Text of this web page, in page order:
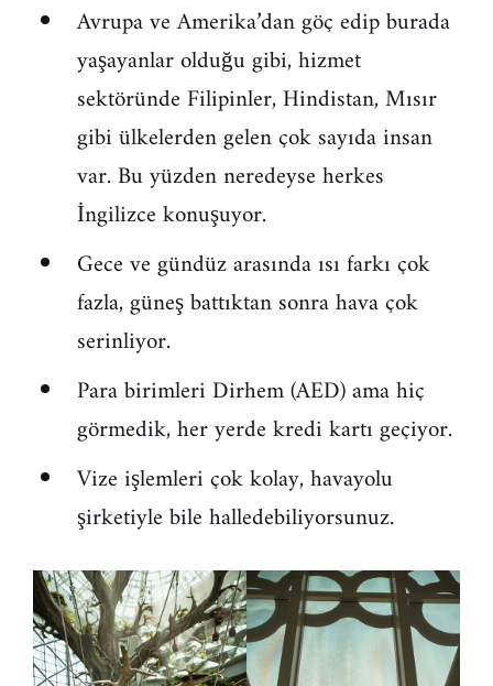
Avrupa ve Amerika’dan göç edip burada
yaşayanlar olduğu gibi, hizmet
sektöründe Filipinler, Hindistan, Mısır
gibi ülkelerden gelen çok sayıda insan
var. Bu yüzden neredeyse herkes
İngilizce konuşuyor.
Gece ve gündüz arasında ısı farkı çok
fazla, güneş battıktan sonra hava çok
serinliyor.
Para birimleri Dirhem (AED) ama hiç
görmedik, her yerde kredi kartı geçiyor.
Vize işlemleri çok kolay, havayolu
şirketiyle bile halledebiliyorsunuz.